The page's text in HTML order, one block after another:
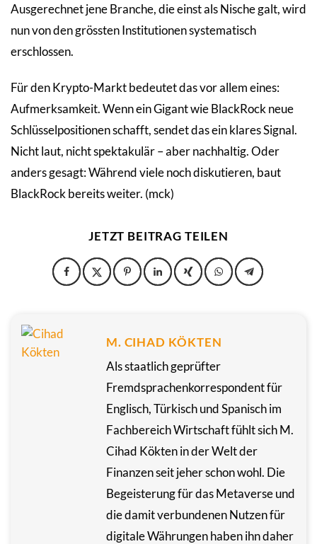
Ausgerechnet jene Branche, die einst als Nische galt, wird
nun von den grössten Institutionen systematisch
erschlossen.
Für den Krypto-Markt bedeutet das vor allem eines:
Aufmerksamkeit. Wenn ein Gigant wie BlackRock neue
Schlüsselpositionen schafft, sendet das ein klares Signal.
Nicht laut, nicht spektakulär – aber nachhaltig. Oder
anders gesagt: Während viele noch diskutieren, baut
BlackRock bereits weiter. (mck)
JETZT BEITRAG TEILEN
M. CIHAD KÖKTEN
Als staatlich geprüfter
Fremdsprachenkorrespondent für
Englisch, Türkisch und Spanisch im
Fachbereich Wirtschaft fühlt sich M.
Cihad Kökten in der Welt der
Finanzen seit jeher schon wohl. Die
Begeisterung für das Metaverse und
die damit verbundenen Nutzen für
digitale Währungen haben ihn daher